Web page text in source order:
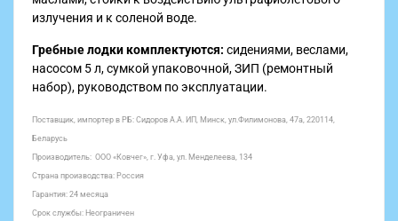
излучения и к соленой воде.
Гребные лодки комплектуются: сидениями, веслами,
насосом 5 л, сумкой упаковочной, ЗИП (ремонтный
набор), руководством по эксплуатации.
Поставщик, импортер в РБ:Сидоров А.А. ИП, Минск, ул.Филимонова, 47а, 220114,
Беларусь
Производитель: ООО «Ковчег», г. Уфа, ул. Менделеева, 134
Страна производства: Россия
Гарантия: 24 месяца
Срок службы: Неограничен